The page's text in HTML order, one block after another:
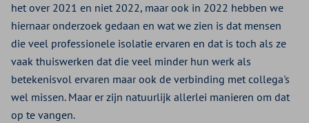
het over 2021 en niet 2022, maar ook in 2022 hebben we
hiernaar onderzoek gedaan en wat we zien is dat mensen
die veel professionele isolatie ervaren en dat is toch als ze
vaak thuiswerken dat die veel minder hun werk als
betekenisvol ervaren maar ook de verbinding met collega's
wel missen. Maar er zijn natuurlijk allerlei manieren om dat
op te vangen.